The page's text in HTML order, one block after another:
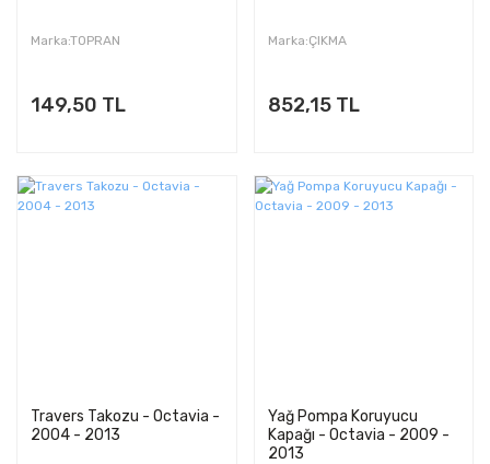
Marka:TOPRAN
149,50 TL
Marka:ÇIKMA
852,15 TL
Travers Takozu - Octavia -
2004 - 2013
Yağ Pompa Koruyucu
Kapağı - Octavia - 2009 -
2013